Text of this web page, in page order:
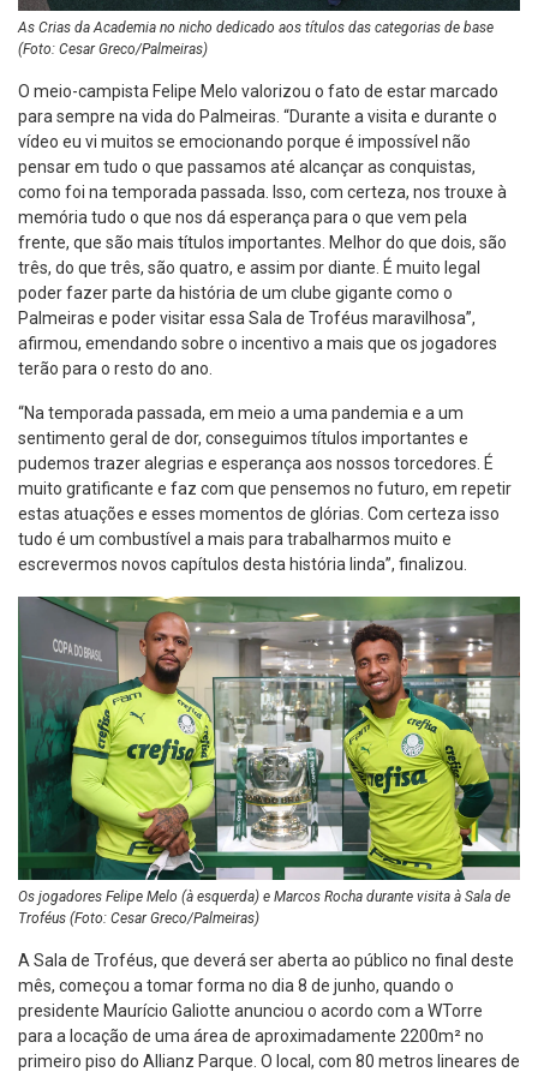
As Crias da Academia no nicho dedicado aos títulos das categorias de base
(Foto: Cesar Greco/Palmeiras)
O meio-campista Felipe Melo valorizou o fato de estar marcado
para sempre na vida do Palmeiras. “Durante a visita e durante o
vídeo eu vi muitos se emocionando porque é impossível não
pensar em tudo o que passamos até alcançar as conquistas,
como foi na temporada passada. Isso, com certeza, nos trouxe à
memória tudo o que nos dá esperança para o que vem pela
frente, que são mais títulos importantes. Melhor do que dois, são
três, do que três, são quatro, e assim por diante. É muito legal
poder fazer parte da história de um clube gigante como o
Palmeiras e poder visitar essa Sala de Troféus maravilhosa”,
afirmou, emendando sobre o incentivo a mais que os jogadores
terão para o resto do ano.
“Na temporada passada, em meio a uma pandemia e a um
sentimento geral de dor, conseguimos títulos importantes e
pudemos trazer alegrias e esperança aos nossos torcedores. É
muito gratificante e faz com que pensemos no futuro, em repetir
estas atuações e esses momentos de glórias. Com certeza isso
tudo é um combustível a mais para trabalharmos muito e
escrevermos novos capítulos desta história linda”, finalizou.
Os jogadores Felipe Melo (à esquerda) e Marcos Rocha durante visita à Sala de
Troféus (Foto: Cesar Greco/Palmeiras)
A Sala de Troféus, que deverá ser aberta ao público no final deste
mês, começou a tomar forma no dia 8 de junho, quando o
presidente Maurício Galiotte anunciou o acordo com a WTorre
para a locação de uma área de aproximadamente 2200m² no
primeiro piso do Allianz Parque. O local, com 80 metros lineares de